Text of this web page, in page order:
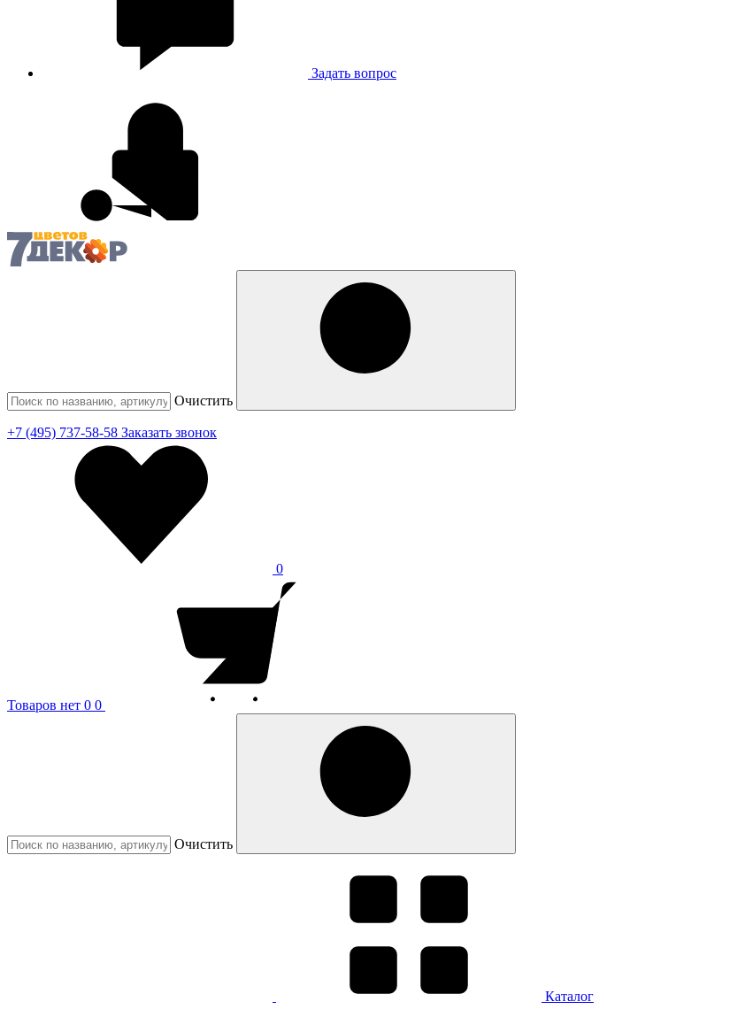
Задать вопрос
Очистить
+7 (495) 737-58-58 Заказать звонок
0
Товаров нет 0 0
Очистить
Каталог